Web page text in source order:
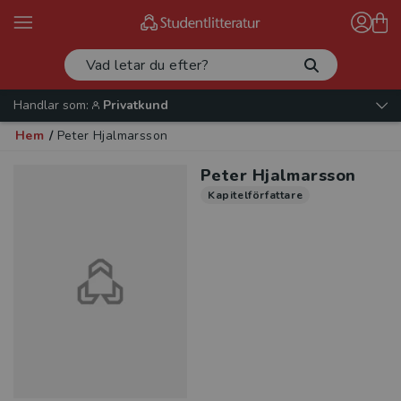
Handlar som:
Privatkund
Hem / Peter Hjalmarsson
Peter Hjalmarsson
Kapitelförfattare